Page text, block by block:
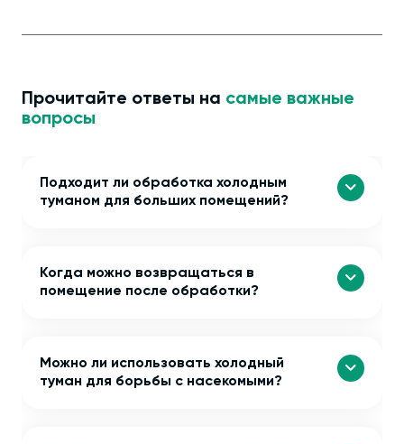
Прочитайте ответы на самые важные
вопросы
Подходит ли обработка холодным
туманом для больших помещений?
Когда можно возвращаться в
помещение после обработки?
Можно ли использовать холодный
туман для борьбы с насекомыми?